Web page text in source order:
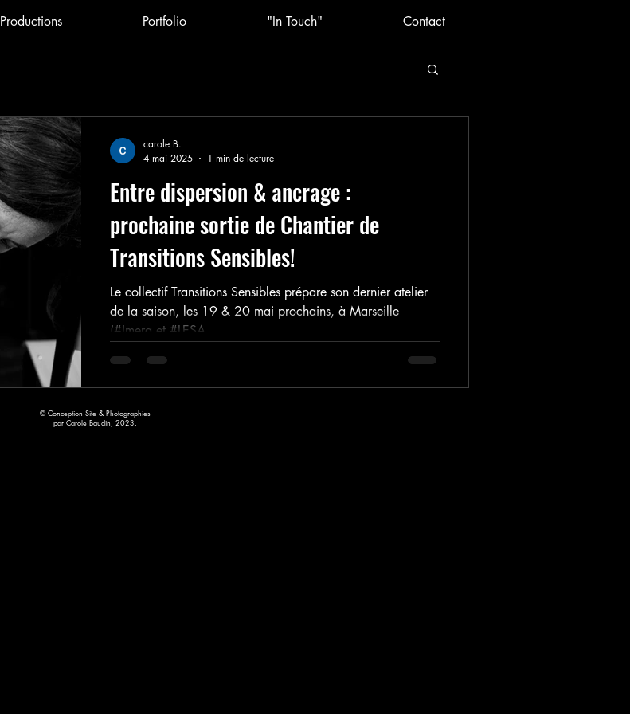
Productions Portfolio "In Touch" Contact
Entre dispersion & ancrage :
prochaine sortie de Chantier de
Transitions Sensibles!
Le collectif Transitions Sensibles prépare son dernier atelier
de la saison, les 19 & 20 mai prochains, à Marseille
(#Imera et #LESA -...
carole B.
4 mai 2025
1 min de lecture
© Conception Site & Photographies
par Carole Baudin, 2023.